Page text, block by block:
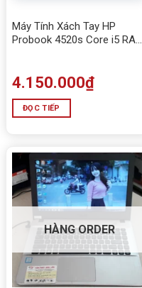
Máy Tính Xách Tay HP
Probook 4520s Core i5 RAM
4.150.000₫
ĐỌC TIẾP
HÀNG ORDER